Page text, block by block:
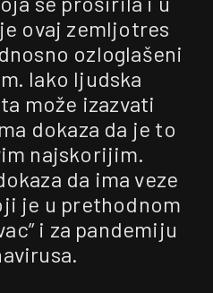
ovaj zemljotres
ozloglašeni
Iako ljudska
može izazvati
dokaza da je to
najskorijim.
da ima veze
je u prethodnom
i za pandemiju